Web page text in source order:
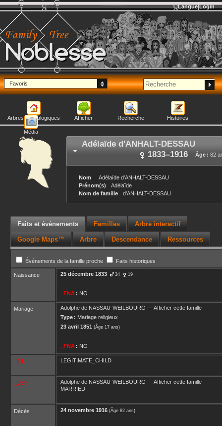
Noblesse
Langue Login
Favoris
Arbres généalogiques Afficher Recherche Histoires
Média
Adélaïde d'ANHALT-DESSAU
Âge : 82
1833–1916
Nom Adélaïde d'ANHALT-DESSAU
Prénom(s)
Adélaïde
Nom de famille
d'ANHALT-DESSAU
Faits et événements Familles Arbre interactif
Google Maps™ Arbre Descendance Ressources
Événements de la famille proche Faits historiques
Naissance 25 décembre 1833 34 19
_FNA : NO
Mariage Adolphe de NASSAU-WEILBOURG —Afficher cette famille
Type : Mariage religieux
23 avril 1851 (Âge 17 ans)
_FNA : NO
_FIL LEGITIMATE_CHILD
_UST Adolphe de NASSAU-WEILBOURG —Afficher cette famille
MARRIED
Décès 24 novembre 1916 (Âge 82 ans)